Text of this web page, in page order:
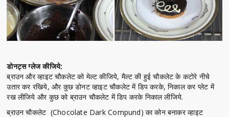
डोनट्स ग्लेज कीजिये:
ब्राउन और व्हाइट चौकलेट को मेल्ट कीजिये, मैल्ट की हुई चौकलेट के कटोरे नीचे
उतार कर रखिये, और कुछ डोनट व्हाइट चौकलेट में डिप करके, निकाल कर प्लेट में
रख लीजिये और कुछ को ब्राउन चौकलेट में डिप करके निकाल लीजिये.
ब्राउन चौकलेट (Chocolate Dark Compund) का कोन बनाकर व्हाइट